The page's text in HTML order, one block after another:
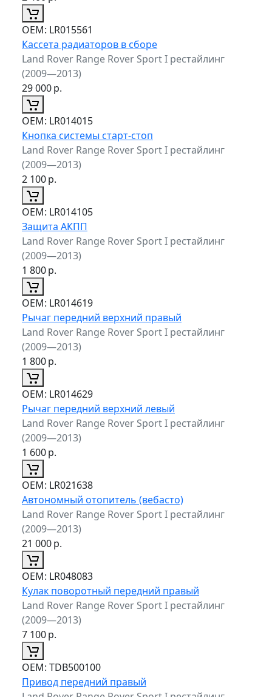
ОЕМ: LR015561
Кассета радиаторов в сборе
Land Rover Range Rover Sport I рестайлинг
(2009—2013)
29 000р.
ОЕМ: LR014015
Кнопка системы старт-стоп
Land Rover Range Rover Sport I рестайлинг
(2009—2013)
2 100р.
ОЕМ: LR014105
Защита АКПП
Land Rover Range Rover Sport I рестайлинг
(2009—2013)
1 800р.
ОЕМ: LR014619
Рычаг передний верхний правый
Land Rover Range Rover Sport I рестайлинг
(2009—2013)
1 800р.
ОЕМ: LR014629
Рычаг передний верхний левый
Land Rover Range Rover Sport I рестайлинг
(2009—2013)
1 600р.
ОЕМ: LR021638
Автономный отопитель (вебасто)
Land Rover Range Rover Sport I рестайлинг
(2009—2013)
21 000р.
ОЕМ: LR048083
Кулак поворотный передний правый
Land Rover Range Rover Sport I рестайлинг
(2009—2013)
7 100р.
ОЕМ: TDB500100
Привод передний правый